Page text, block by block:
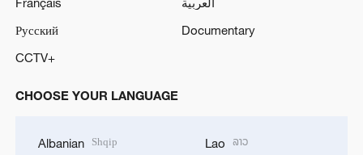
Русский
Documentary
CCTV+
CHOOSE YOUR LANGUAGE
Albanian Shqip Lao ລາວ